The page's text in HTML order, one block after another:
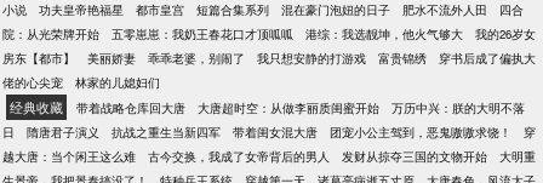
小说
功夫皇帝艳福星 都市皇宫 短篇合集系列 混在豪门泡妞的日子 肥水不流外人田
四合
院：从光荣牌开始
五零崽崽：我奶王春花口才顶呱呱 港综：我选靓坤，他火气够大
我的26岁女
房东【都市】
美丽娇妻 乖乖老婆，别闹了 我只想安静的打游戏 富贵锦绣
穿书后成了偏执大
佬的心尖宠
林家的儿媳妇们
经典收藏 带着战略仓库回大唐 大唐超时空：从做李丽质闺蜜开始
万历中兴：朕的大明不落
日
隋唐君子演义 抗战之重生当新四军 带着闺女混大唐 团宠小公主驾到，恶鬼嗷嗷求饶！
穿
越大唐：当个闲王这么难
古今交换，我成了女帝背后的男人 发财从掠夺三国的文物开始
大明重